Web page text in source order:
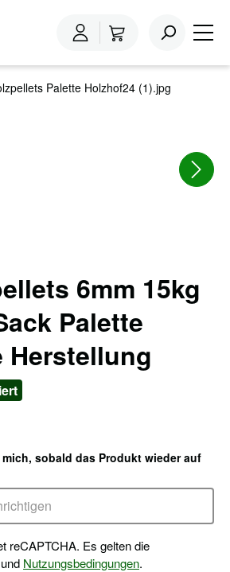
Pellets Sackware
6mm 15kg
Palette
Herstellung
sobald das Produkt wieder auf
reCAPTCHA. Es gelten die
und Nutzungsbedingungen.